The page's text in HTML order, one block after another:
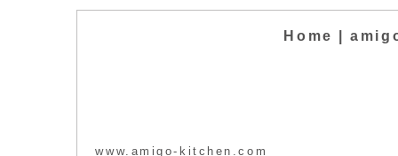
Home |
www.amigo-kitchen.com